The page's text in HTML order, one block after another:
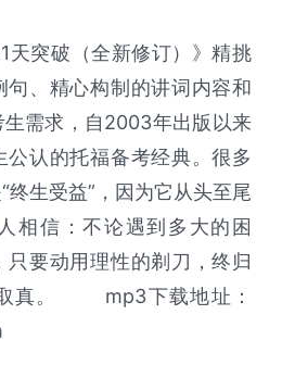
天突破（全新修订）》精挑
句、精心构制的讲词内容和
生需求，自2003年出版以来
认的托福备考经典。很多
终生受益”，因为它从头至尾
相信：不论遇到多大的困
要动用理性的剃刀，终归
取真。 mp3下载地址：